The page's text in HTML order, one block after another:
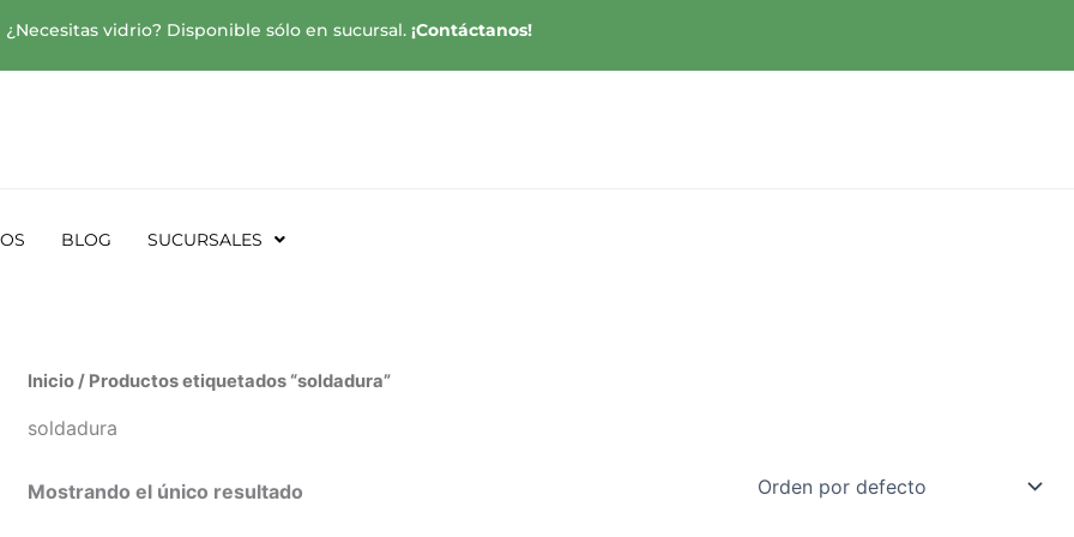
¿Necesitas vidrio? Disponible sólo en sucursal. ¡Contáctanos!
BLOG SUCURSALES
Inicio / Productos etiquetados “soldadura”
soldadura
Mostrando el único resultado